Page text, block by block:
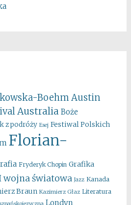
Boehm Austin
Australia Boże
z podróży Esej Festiwal Polskich
Florian-
Fryderyk Chopin Grafika
wojna światowa Jazz Kanada
Braun Kazimierz Głaz Literatura
Londyn